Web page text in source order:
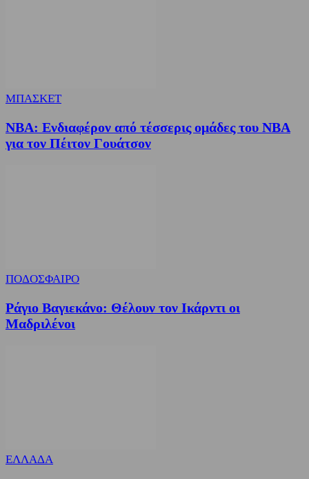
ΜΠΑΣΚΕΤ
NBA: Ενδιαφέρον από τέσσερις ομάδες του NBA
για τον Πέιτον Γουάτσον
ΠΟΔΟΣΦΑΙΡΟ
Ράγιο Βαγιεκάνο: Θέλουν τον Ικάρντι οι
Μαδριλένοι
ΕΛΛΑΔΑ